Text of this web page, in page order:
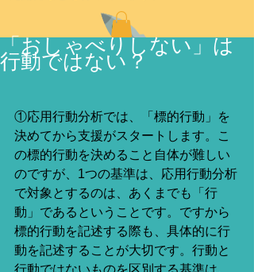
「おしゃべりしない」は
行動ではない？
①応用行動分析では、「標的行動」を
決めてから支援がスタートします。こ
の標的行動を決めること自体が難しい
のですが、1つの基準は、応用行動分析
で対象とするのは、あくまでも「行
動」であるということです。ですから
標的行動を記述する際も、具体的に行
動を記述することが大切です。行動と